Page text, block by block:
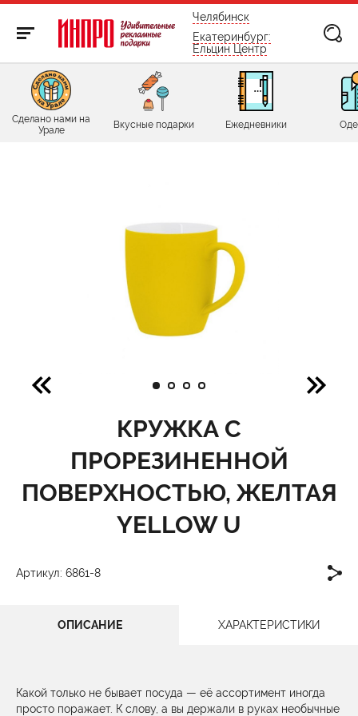
бесплатно по России
Челябинск
Екатеринбург:
Ельцин Центр
Сделано нами на
Урале
Вкусные подарки Ежедневники
КРУЖКА С
ПРОРЕЗИНЕННОЙ
ПОВЕРХНОСТЬЮ, ЖЕЛТАЯ
YELLOW U
Артикул: 6861-8
ОПИСАНИЕ ХАРАКТЕРИСТИКИ
Какой только не бывает посуда — её ассортимент иногда
просто поражает. К слову, а вы держали в руках необычные